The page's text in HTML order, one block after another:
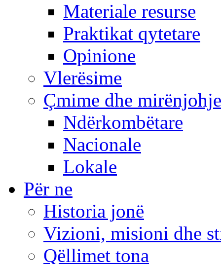
Materiale resurse
Praktikat qytetare
Opinione
Vlerësime
Çmime dhe mirënjohje
Ndërkombëtare
Nacionale
Lokale
Për ne
Historia jonë
Vizioni, misioni dhe
Qëllimet tona